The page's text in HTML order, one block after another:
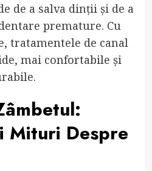
de a salva dinții și de a
premature. Cu
tratamentele de canal
mai confortabile și
Mituri Despre